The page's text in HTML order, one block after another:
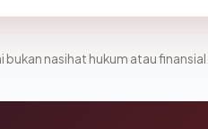
nasihat hukum atau finansial.